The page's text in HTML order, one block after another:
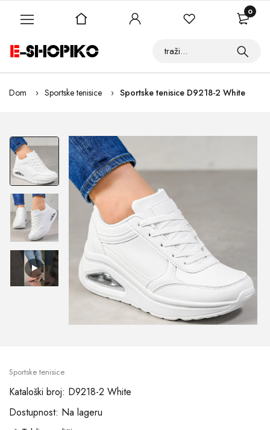
Dom Sportske tenisice Sportske tenisice D9218-2 White
Sportske tenisice
Kataloški broj: D9218-2 White
Dostupnost: Na lageru
0